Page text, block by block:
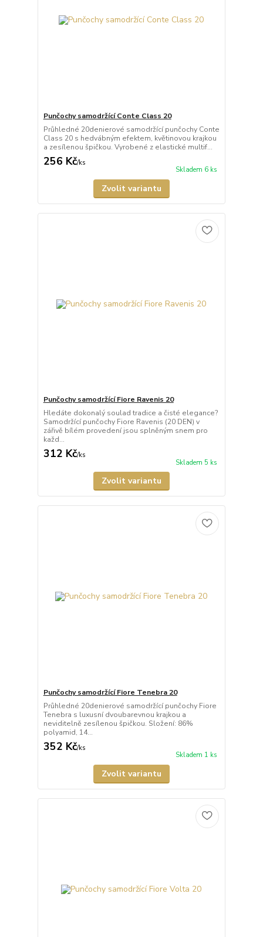
Punčochy samodržící Conte Class 20
Průhledné 20denierové samodržící punčochy Conte
Class 20 s hedvábným efektem, květinovou krajkou
a zesílenou špičkou. Vyrobené z elastické multif...
256 Kč/ks
Skladem 6 ks
Zvolit variantu
Punčochy samodržící Fiore Ravenis 20
Hledáte dokonalý soulad tradice a čisté elegance?
Samodržící punčochy Fiore Ravenis (20 DEN) v
zářivě bílém provedení jsou splněným snem pro
každ...
312 Kč/ks
Skladem 5 ks
Zvolit variantu
Punčochy samodržící Fiore Tenebra 20
Průhledné 20denierové samodržící punčochy Fiore
Tenebra s luxusní dvoubarevnou krajkou a
neviditelně zesílenou špičkou. Složení: 86%
polyamid, 14...
352 Kč/ks
Skladem 1 ks
Zvolit variantu